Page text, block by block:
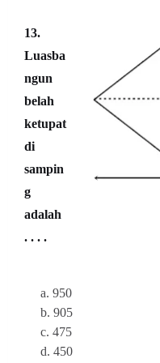
13.
Luasba
ngun
belah
ketupat
di
sampin
g
adalah
. . . .
a. 950
b. 905
c. 475
d. 450